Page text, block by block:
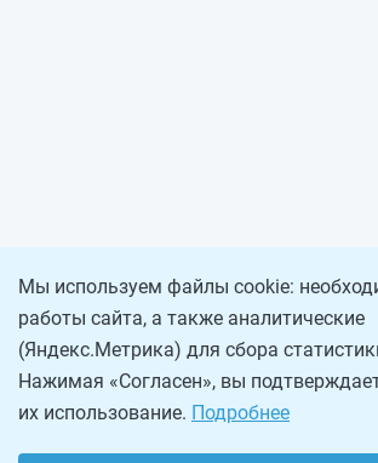
Мы используем файлы cookie:
работы сайта, а также аналитические
(Яндекс.Метрика) для сбора
Нажимая «Согласен», вы
их использование. Подробнее